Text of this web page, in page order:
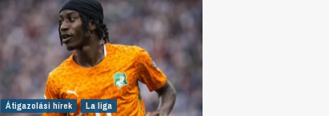
Átigazolási hírek
La liga